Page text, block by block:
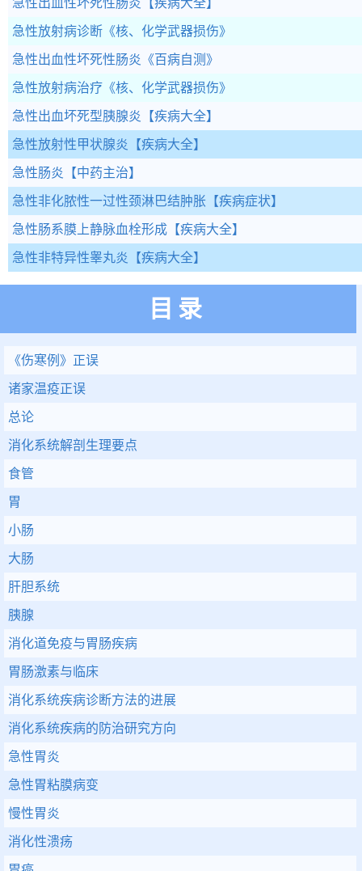
急性出血性坏死性肠炎 【疾病大全】
急性放射病诊断 《核、化学武器损伤》
急性出血性坏死性肠炎 《百病自测》
急性放射病治疗 《核、化学武器损伤》
急性出血坏死型胰腺炎 【疾病大全】
急性放射性甲状腺炎 【疾病大全】
急性肠炎 【中药主治】
急性非化脓性一过性颈淋巴结肿胀 【疾病症状】
急性肠系膜上静脉血栓形成 【疾病大全】
急性非特异性睾丸炎 【疾病大全】
目录
《伤寒例》正误
诸家温疫正误
总论
消化系统解剖生理要点
食管
胃
小肠
大肠
肝胆系统
胰腺
消化道免疫与胃肠疾病
胃肠激素与临床
消化系统疾病诊断方法的进展
消化系统疾病的防治研究方向
急性胃炎
急性胃粘膜病变
慢性胃炎
消化性溃疡